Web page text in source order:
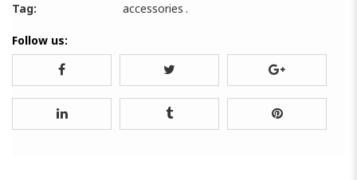
Tag: accessories .
Follow us: